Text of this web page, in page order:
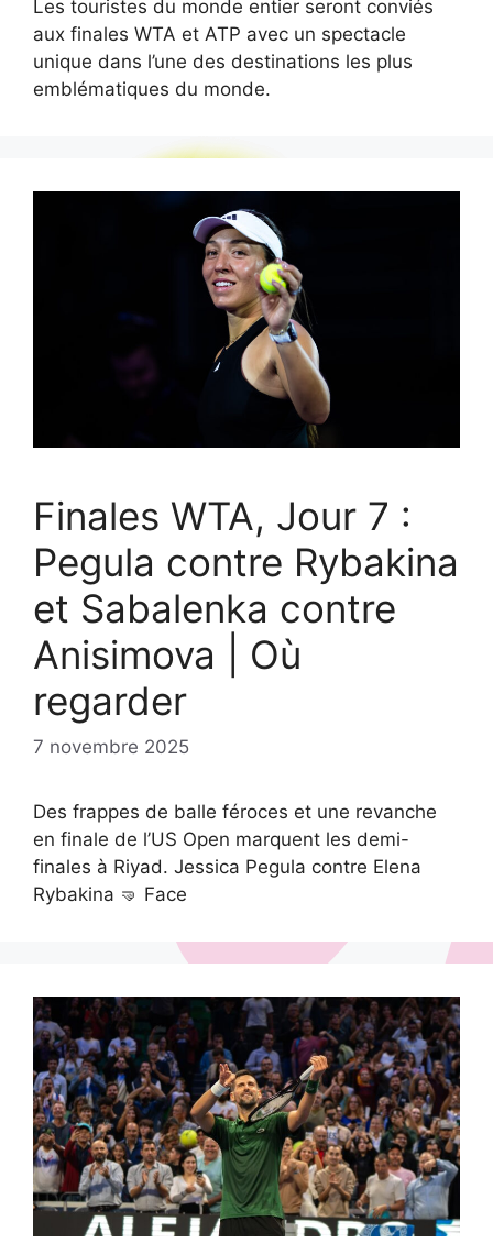
Les touristes du monde entier seront conviés
aux finales WTA et ATP avec un spectacle
unique dans l’une des destinations les plus
emblématiques du monde.
Finales WTA, Jour 7 :
Pegula contre Rybakina
et Sabalenka contre
Anisimova | Où
regarder
7 novembre 2025
Des frappes de balle féroces et une revanche
en finale de l’US Open marquent les demi-
finales à Riyad. Jessica Pegula contre Elena
Rybakina 🤜 Face